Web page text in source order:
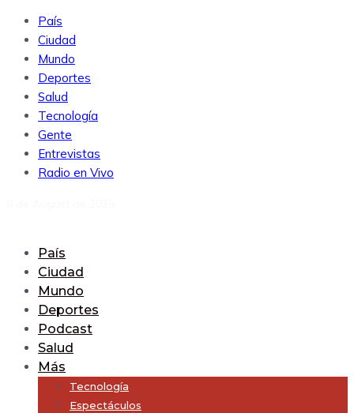
País
Ciudad
Mundo
Deportes
Salud
Tecnología
Gente
Entrevistas
Radio en Vivo
País
Ciudad
Mundo
Deportes
Podcast
Salud
Más
Tecnología
Espectáculos